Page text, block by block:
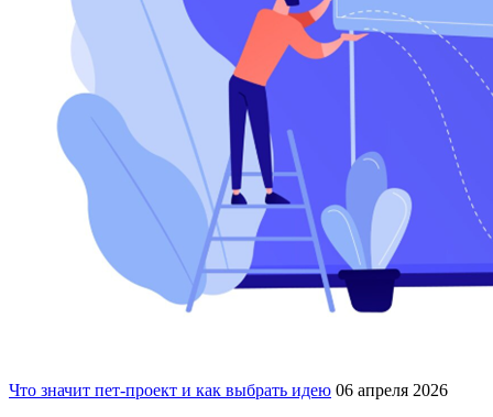
Что значит пет-проект и как выбрать идею 06 апреля 2026